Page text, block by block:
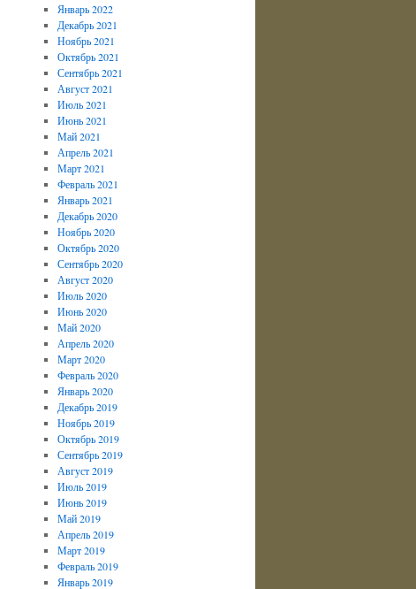
Январь 2022
Декабрь 2021
Ноябрь 2021
Октябрь 2021
Сентябрь 2021
Август 2021
Июль 2021
Июнь 2021
Май 2021
Апрель 2021
Март 2021
Февраль 2021
Январь 2021
Декабрь 2020
Ноябрь 2020
Октябрь 2020
Сентябрь 2020
Август 2020
Июль 2020
Июнь 2020
Май 2020
Апрель 2020
Март 2020
Февраль 2020
Январь 2020
Декабрь 2019
Ноябрь 2019
Октябрь 2019
Сентябрь 2019
Август 2019
Июль 2019
Июнь 2019
Май 2019
Апрель 2019
Март 2019
Февраль 2019
Январь 2019